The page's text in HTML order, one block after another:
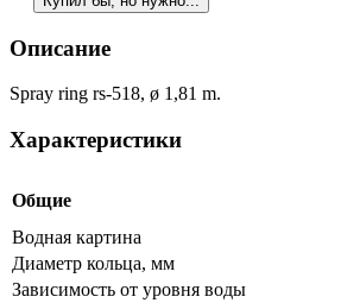
Описание
Spray ring rs-518, ø 1,81 m.
Характеристики
Общие
Водная картина
Диаметр кольца, мм
Зависимость от уровня воды